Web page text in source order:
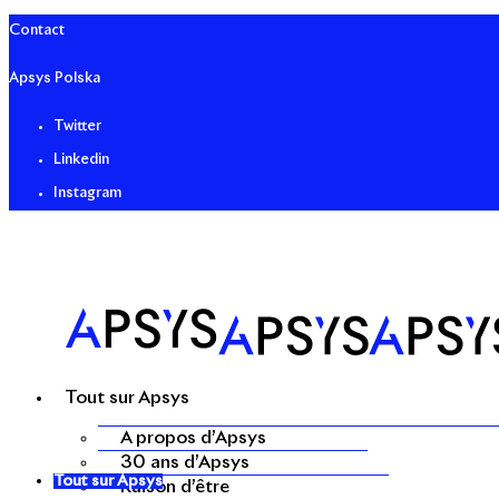
Contact
Apsys Polska
Twitter
Linkedin
Instagram
Tout sur Apsys
A propos d’Apsys
30 ans d’Apsys
Raison d’être
Tout sur Apsys